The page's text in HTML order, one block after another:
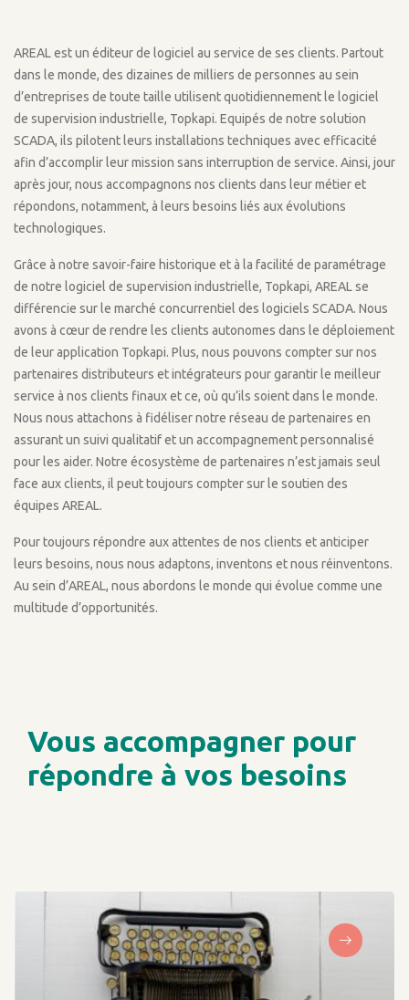
AREAL est un éditeur de logiciel au service de ses clients. Partout
dans le monde, des dizaines de milliers de personnes au sein
d’entreprises de toute taille utilisent quotidiennement le logiciel
de supervision industrielle, Topkapi. Equipés de notre solution
SCADA, ils pilotent leurs installations techniques avec efficacité
afin d’accomplir leur mission sans interruption de service. Ainsi, jour
après jour, nous accompagnons nos clients dans leur métier et
répondons, notamment, à leurs besoins liés aux évolutions
technologiques.
Grâce à notre savoir-faire historique et à la facilité de paramétrage
de notre logiciel de supervision industrielle, Topkapi, AREAL se
différencie sur le marché concurrentiel des logiciels SCADA. Nous
avons à cœur de rendre les clients autonomes dans le déploiement
de leur application Topkapi. Plus, nous pouvons compter sur nos
partenaires distributeurs et intégrateurs pour garantir le meilleur
service à nos clients finaux et ce, où qu’ils soient dans le monde.
Nous nous attachons à fidéliser notre réseau de partenaires en
assurant un suivi qualitatif et un accompagnement personnalisé
pour les aider. Notre écosystème de partenaires n’est jamais seul
face aux clients, il peut toujours compter sur le soutien des
équipes AREAL.
Pour toujours répondre aux attentes de nos clients et anticiper
leurs besoins, nous nous adaptons, inventons et nous réinventons.
Au sein d’AREAL, nous abordons le monde qui évolue comme une
multitude d’opportunités.
Vous accompagner pour
répondre à vos besoins